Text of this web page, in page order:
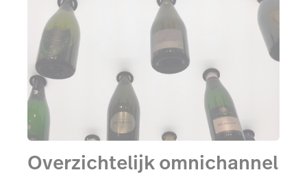
Overzichtelijk omnichannel